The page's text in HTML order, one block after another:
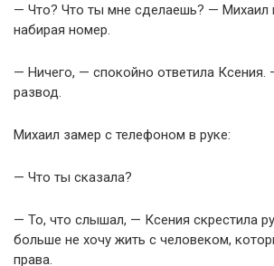
— Что? Что ты мне сделаешь? — Михаил
набирая номер.
— Ничего, — спокойно ответила
развод.
Михаил замер с телефоном в руке:
— Что ты сказала?
— То, что слышал, — Ксения скрестила
больше не хочу жить с человеком,
права.